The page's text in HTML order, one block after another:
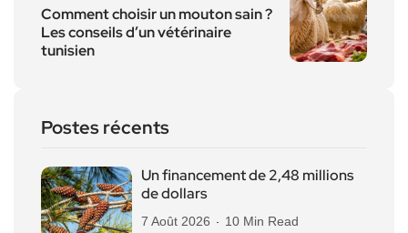
Comment choisir un mouton sain ?
Les conseils d’un vétérinaire
tunisien
Postes récents
Un financement de 2,48 millions
de dollars
7 Août 2026 10 Min Read